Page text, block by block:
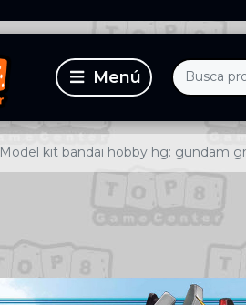
Model kit bandai hobby hg: gundam